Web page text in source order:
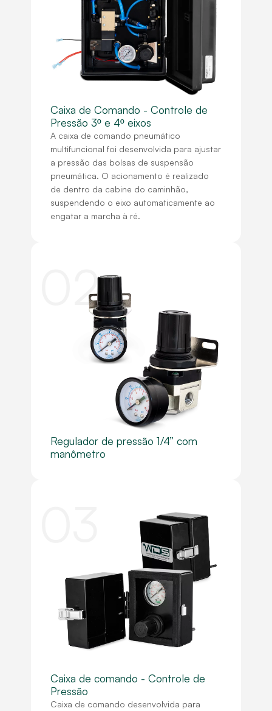
Caixa de Comando - Controle de
Pressão 3º e 4º eixos
A caixa de comando pneumático
multifuncional foi desenvolvida para ajustar
a pressão das bolsas de suspensão
pneumática. O acionamento é realizado
de dentro da cabine do caminhão,
suspendendo o eixo automaticamente ao
engatar a marcha à ré.
02
Regulador de pressão 1/4” com
manômetro
Caixa de comando - Controle de
Pressão
Caixa de comando desenvolvida para